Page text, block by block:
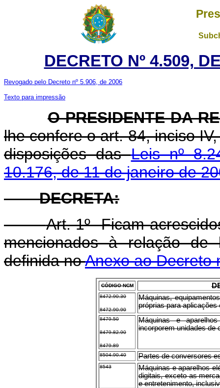
DECRETO Nº 4.509,
Revogado pelo Decreto nº 5.906, de 2006
Texto para impressão
O PRESIDENTE DA
lhe confere o art. 84, inciso
disposições dasLeis nº
10.176, de 11 de janeiro de
DECRETA:
Art. 1º Ficam
mencionados à relação de
definida noAnexo ao Decreto
CÓDIGO NCM
8472.90.30
8472.90.90
Máquinas,
próprias para
8479.50
8479.82.90
8479.89
Máquinas e
incorporem unidades de
8504.90.40 Partes de conversores
8543
Máquinas e aparelhos
digitais, exceto as
e entretenimento,